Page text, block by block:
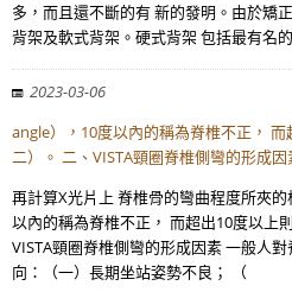
多，而且還不斷的有 新的發明。由於矯
背架及軟式背架。硬式背架 包括最有名
2023-03-06
angle），10度以內的稱為脊椎不正，
二）。 二、VISTA頸圈脊椎側彎的形成因
再計算X光片上 脊椎骨的彎曲程度所夾
以內的稱為脊椎不正， 而超出10度以上
VISTA頸圈脊椎側彎的形成因素 一般人
向：（一）長期坐站姿勢不良； （